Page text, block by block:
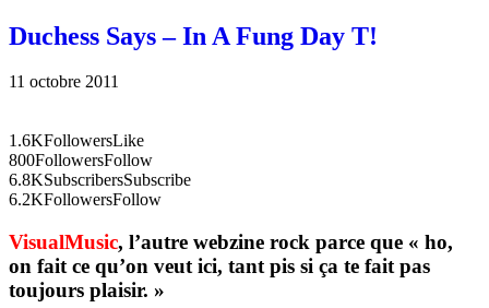
Duchess Says – In A Fung Day T!
11 octobre 2011
1.6KFollowersLike
800FollowersFollow
6.8KSubscribersSubscribe
6.2KFollowersFollow
VisualMusic, l’autre webzine rock parce que « ho,
on fait ce qu’on veut ici, tant pis si ça te fait pas
toujours plaisir. »